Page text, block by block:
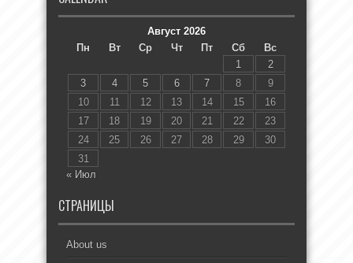
Август 2026
Пн
Вт Ср Чт Пт Сб
Вс
1
2
3
4 5 6 7 8
9
10
11 12 13 14 15
16
17
18 19 20 21 22
23
24
25 26 27 28 29
30
31
« Июл
СТРАНИЦЫ
About us